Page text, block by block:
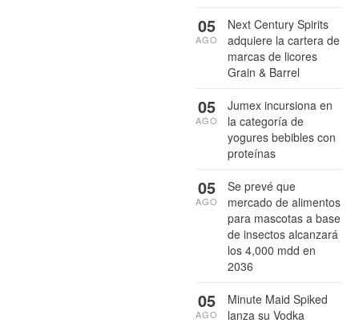
Next Century Spirits
adquiere la cartera de
marcas de licores
Grain & Barrel
05
AGO
Jumex incursiona en
la categoría de
yogures bebibles con
proteínas
05
AGO
Se prevé que
mercado de alimentos
para mascotas a base
de insectos alcanzará
los 4,000 mdd en
2036
05
AGO
Minute Maid Spiked
lanza su Vodka
05
AGO